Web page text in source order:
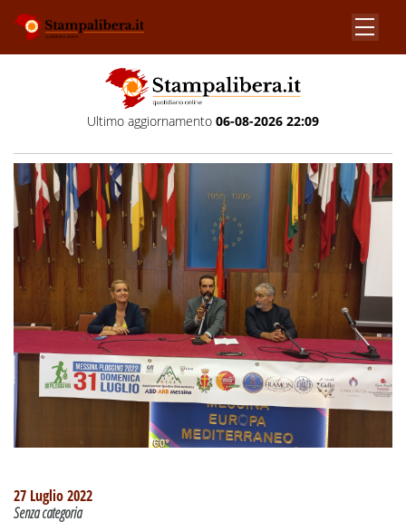
Ultimo aggiornamento 06-08-2026 22:09
27 Luglio 2022
Senza categoria